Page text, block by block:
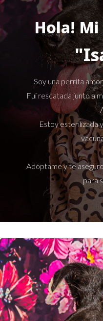
Hola!
Soy una perrita
Fui rescatada junto a
Estoy esterilizada
Adóptame y te
para